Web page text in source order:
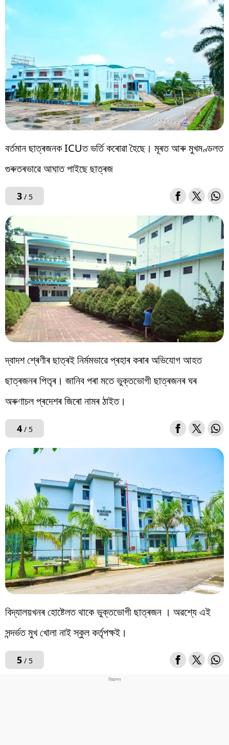
বৰ্তমান ছাত্ৰজনক ICUত ভৰ্তি কৰোৱা হৈছে। মূৰত আৰু মুখমণ্ডলত
গুৰুতৰভাৱে আঘাত পাইছে ছাত্ৰজ
3/ 5
দ্বাদশ শ্ৰেণীৰ ছাত্ৰই নিৰ্মমভাৱে প্ৰহাৰ কৰাৰ অভিযোগ আহত
ছাত্ৰজনৰ পিতৃৰ। জানিব পৰা মতে ভুক্তভোগী ছাত্ৰজনৰ ঘৰ
অৰুণাচল প্ৰদেশৰ জিৰো নামৰ ঠাইত।
4/ 5
বিদ্যালয়খনৰ হোষ্টেলত থাকে ভুক্তভোগী ছাত্ৰজন । অৱশ্যে এই
সন্দৰ্ভত মুখ খোলা নাই স্কুল কৰ্তৃপক্ষই।
5/ 5